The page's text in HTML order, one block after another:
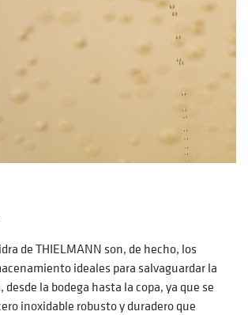
de THIELMANN son, de hecho, los
ideales para salvaguardar la
desde la bodega hasta la copa, ya que se
inoxidable robusto y duradero que